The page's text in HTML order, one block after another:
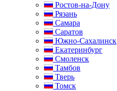
Ростов-на-Дону
Рязань
Самара
Саратов
Южно-Сахалинск
Екатеринбург
Смоленск
Тамбов
Тверь
Томск